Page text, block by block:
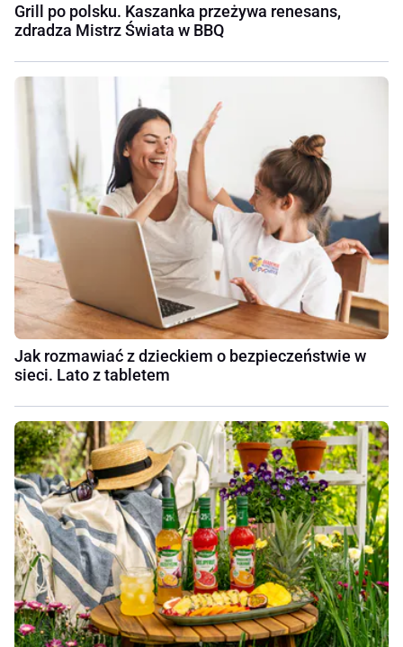
Grill po polsku. Kaszanka przeżywa renesans,
zdradza Mistrz Świata w BBQ
Jak rozmawiać z dzieckiem o bezpieczeństwie w
sieci. Lato z tabletem